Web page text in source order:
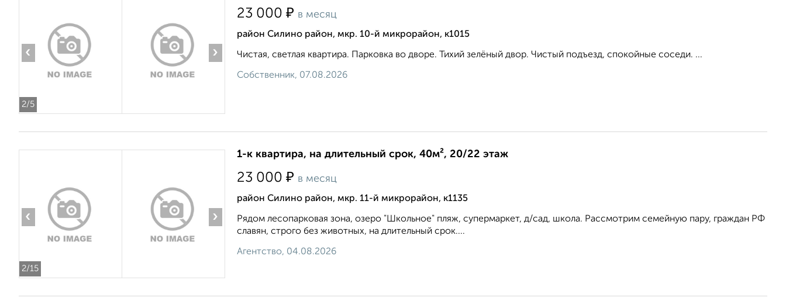
2/5
‹ ›
23 000 ₽ в месяц
район Силино район, мкр. 10-й микрорайон, к1015
Чистая, светлая квартира. Парковка во дворе. Тихий зелёный двор. Чистый подъезд, спокойные соседи. ...
Собственник, 07.08.2026
2/15
‹ ›
1-к квартира, на длительный срок, 40м², 20/22 этаж
23 000 ₽ в месяц
район Силино район, мкр. 11-й микрорайон, к1135
Рядом лесопарковая зона, озеро "Школьное" пляж, супермаркет, д/сад, школа. Рассмотрим семейную пару, граждан РФ
славян, строго без животных, на длительный срок....
Агентство, 04.08.2026